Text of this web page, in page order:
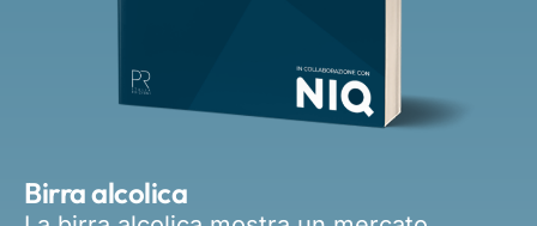
Birra alcolica